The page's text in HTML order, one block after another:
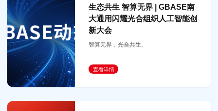
生态共生 智算无界 | GBASE南
大通用闪耀光合组织人工智能创
新大会
智算无界，光合共生。
查看详情